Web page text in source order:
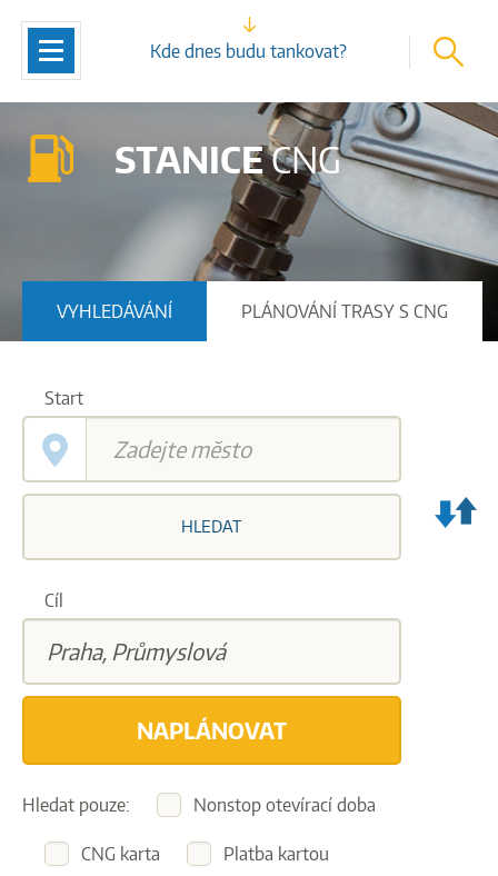
Kde dnes budu tankovat? vyhledat
Navigace
STANICECNG
VYHLEDÁVÁNÍ PLÁNOVÁNÍ TRASY S CNG
Start
HLEDAT
Cíl
NAPLÁNOVAT
Hledat pouze: Nonstop otevírací doba
CNG karta Platba kartou